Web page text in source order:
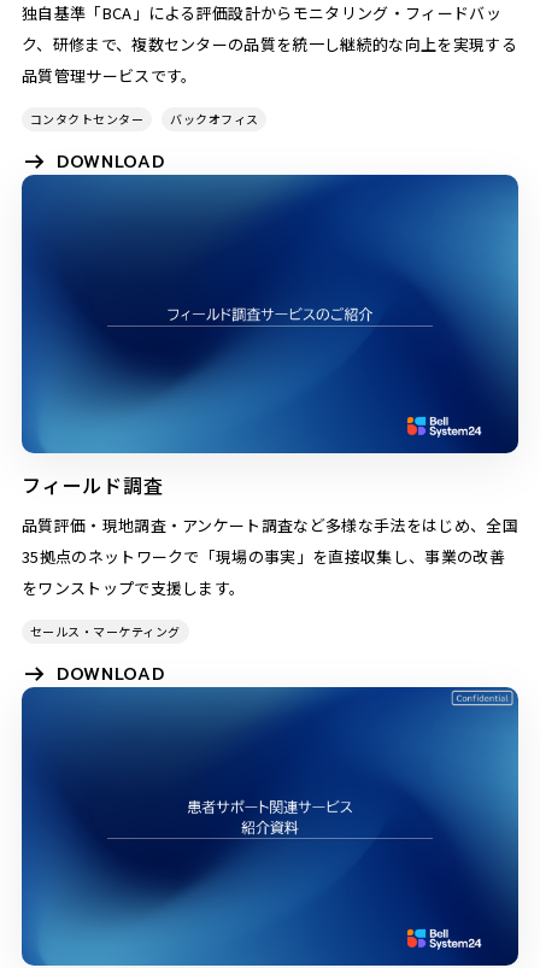
独自基準「BCA」による評価設計からモニタリング・フィードバッ
ク、研修まで、複数センターの品質を統一し継続的な向上を実現する
品質管理サービスです。
コンタクトセンター バックオフィス
DOWNLOAD
フィールド調査
品質評価・現地調査・アンケート調査など多様な手法をはじめ、全国
35拠点のネットワークで「現場の事実」を直接収集し、事業の改善
をワンストップで支援します。
セールス・マーケティング
DOWNLOAD